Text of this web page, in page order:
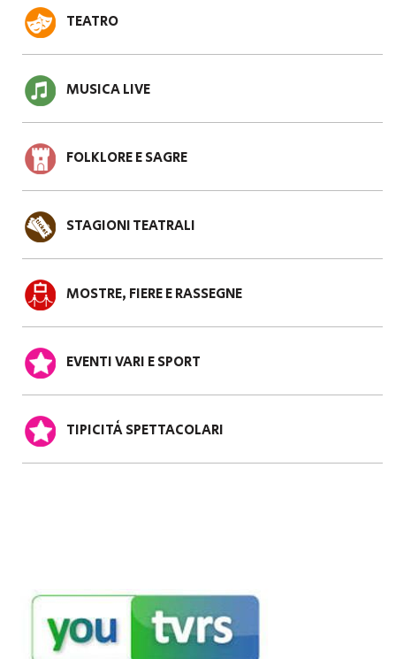
TEATRO
MUSICA LIVE
FOLKLORE E SAGRE
STAGIONI TEATRALI
MOSTRE, FIERE E RASSEGNE
EVENTI VARI E SPORT
TIPICITÀ SPETTACOLARI